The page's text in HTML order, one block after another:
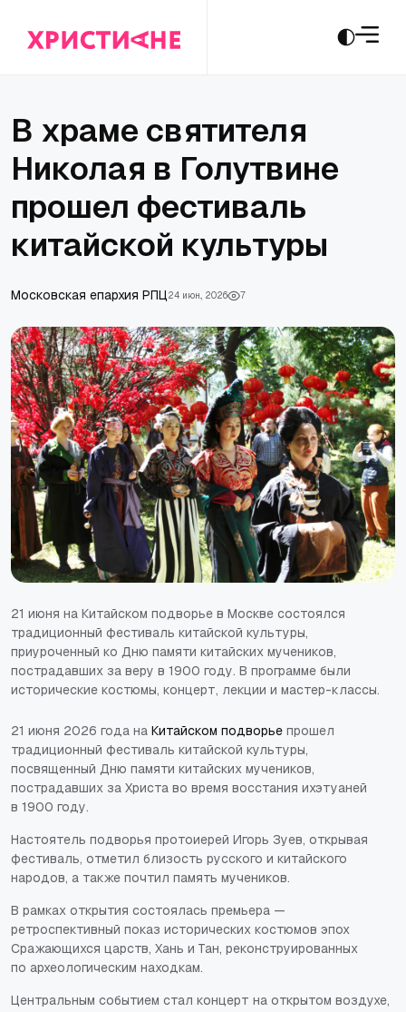
В храме святителя
Николая в Голутвине
прошел фестиваль
китайской культуры
Московская епархия РПЦ24 июн., 2026 7
21 июня на Китайском подворье в Москве состоялся
традиционный фестиваль китайской культуры,
приуроченный ко Дню памяти китайских мучеников,
пострадавших за веру в 1900 году. В программе были
исторические костюмы, концерт, лекции и мастер-классы.
21 июня 2026 года на Китайском подворье прошел
традиционный фестиваль китайской культуры,
посвященный Дню памяти китайских мучеников,
пострадавших за Христа во время восстания ихэтуаней
в 1900 году.
Настоятель подворья протоиерей Игорь Зуев, открывая
фестиваль, отметил близость русского и китайского
народов, а также почтил память мучеников.
В рамках открытия состоялась премьера —
ретроспективный показ исторических костюмов эпох
Сражающихся царств, Хань и Тан, реконструированных
по археологическим находкам.
Центральным событием стал концерт на открытом воздухе,